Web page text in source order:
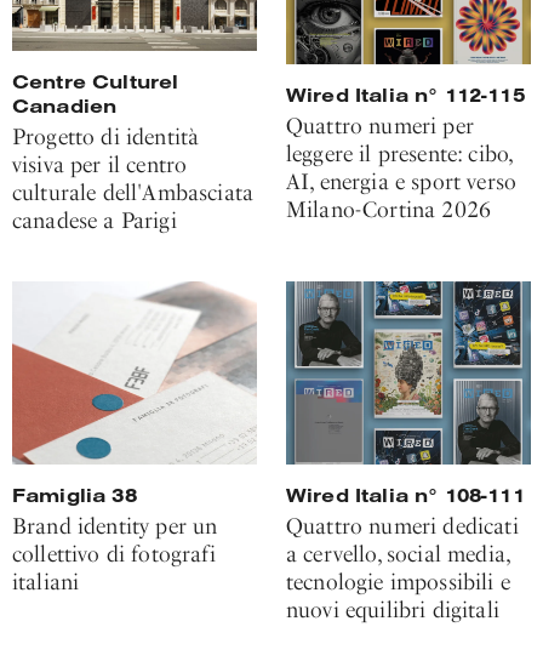
Centre Culturel
Canadien
Progetto di identità
visiva per il centro
culturale dell'Ambasciata
canadese a Parigi
Wired Italia n° 112-115
Quattro numeri per
leggere il presente: cibo,
AI, energia e sport verso
Milano-Cortina 2026
Famiglia 38
Brand identity per un
collettivo di fotografi
italiani
Wired Italia n° 108-111
Quattro numeri dedicati
a cervello, social media,
tecnologie impossibili e
nuovi equilibri digitali